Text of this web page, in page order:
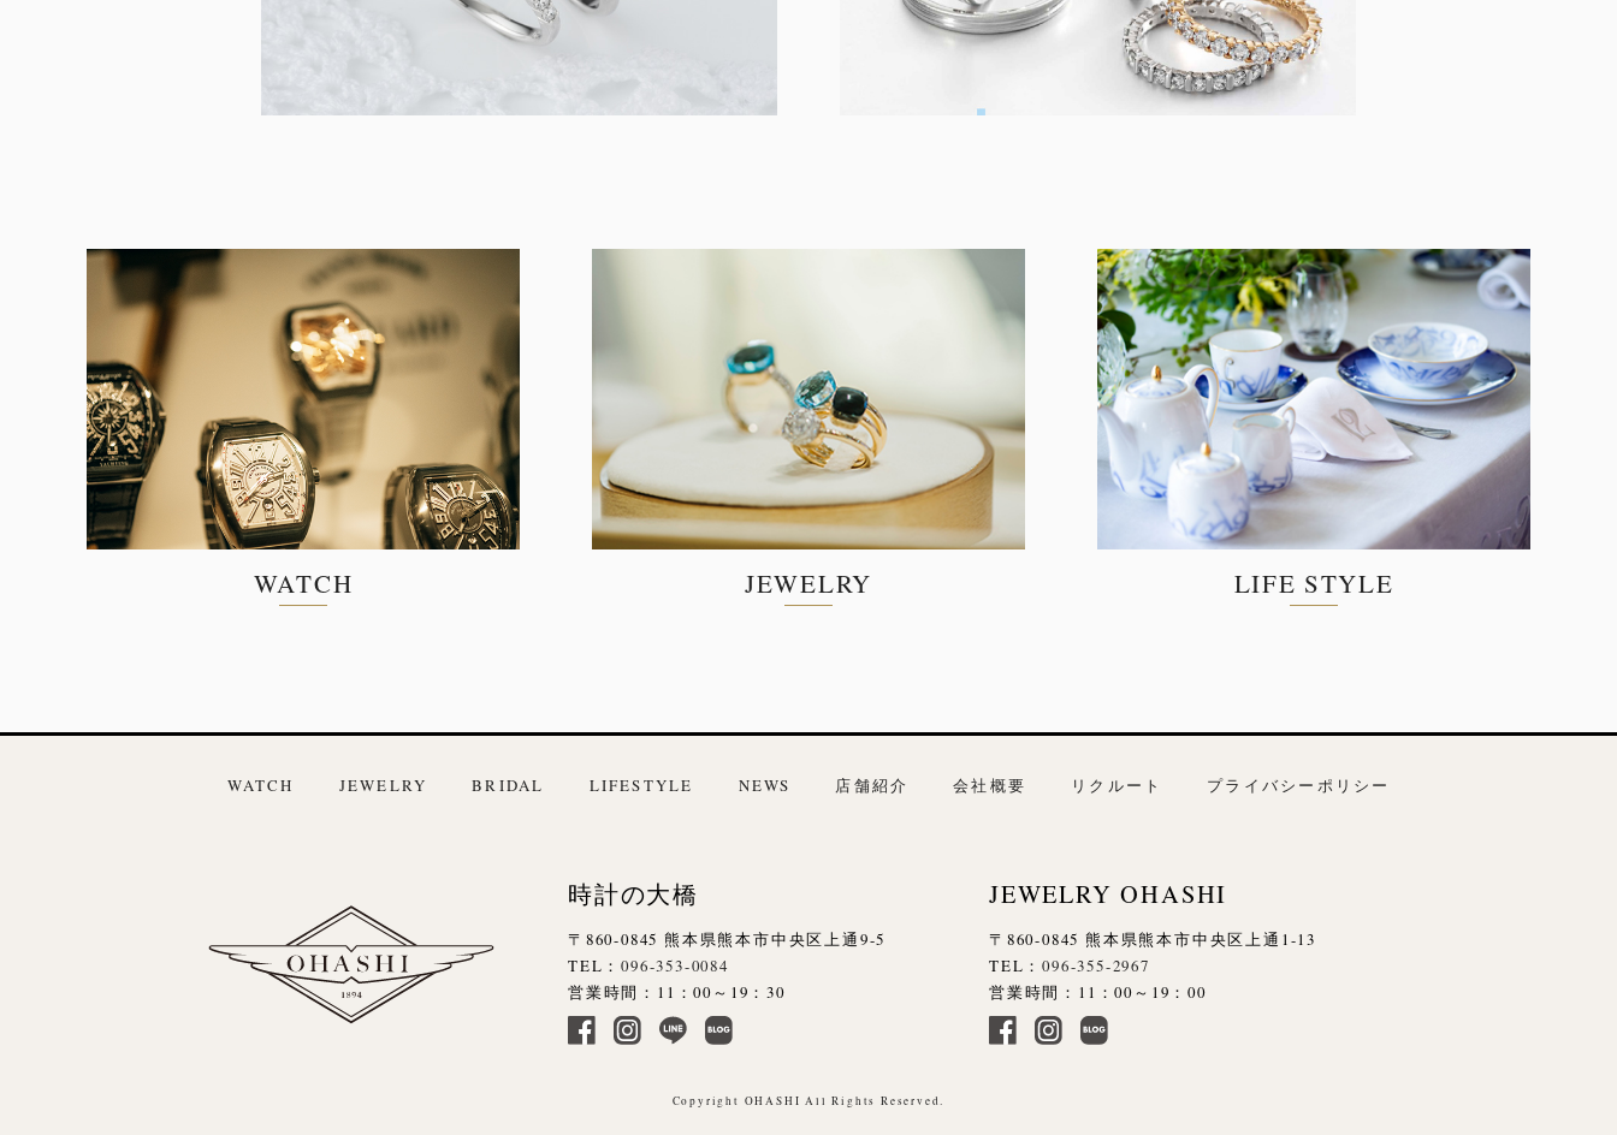
WATCH JEWELRY LIFE STYLE
WATCH JEWELRY BRIDAL LIFESTYLE NEWS 店舗紹介 会社概要 リクルート プライバシーポリシー
時計の大橋
〒860-0845 熊本県熊本市中央区上通9-5
TEL：096-353-0084
営業時間：11：00～19：30
JEWELRY OHASHI
〒860-0845 熊本県熊本市中央区上通1-13
TEL：096-355-2967
営業時間：11：00～19：00
Copyright OHASHI All Rights Reserved.